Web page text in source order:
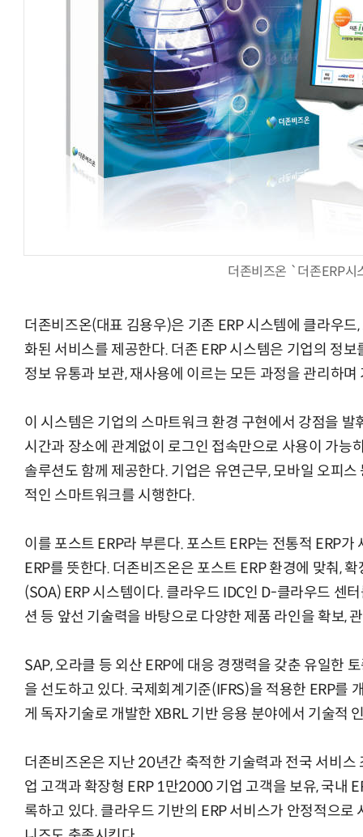
더존비즈온 `더존ERP시
더존비즈온(대표 김용우)은 기존 ERP 시스템에 클라우
화된 서비스를 제공한다. 더존 ERP 시스템은 기업의 정
정보 유통과 보관, 재사용에 이르는 모든 과정을 관리하
이 시스템은 기업의 스마트워크 환경 구현에서 강점을
시간과 장소에 관계없이 로그인 접속만으로 사용이 가능
솔루션도 함께 제공한다. 기업은 유연근무, 모바일 오피
적인 스마트워크를 시행한다.
이를 포스트 ERP라 부른다. 포스트 ERP는 전통적 ERP
ERP를 뜻한다. 더존비즈온은 포스트 ERP 환경에 맞춰,
(SOA) ERP 시스템이다. 클라우드 IDC인 D-클라우드 센
션 등 앞선 기술력을 바탕으로 다양한 제품 라인을 확보,
SAP, 오라클 등 외산 ERP에 대응 경쟁력을 갖춘 유일한
을 선도하고 있다. 국제회계기준(IFRS)을 적용한 ERP를
게 독자기술로 개발한 XBRL 기반 응용 분야에서 기술적
더존비즈온은 지난 20년간 축적한 기술력과 전국 서비스
업 고객과 확장형 ERP 1만2000 기업 고객을 보유, 국내
록하고 있다. 클라우드 기반의 ERP 서비스가 안정적으로
AI Native Enterprise를 지원하는 AI Ready Data